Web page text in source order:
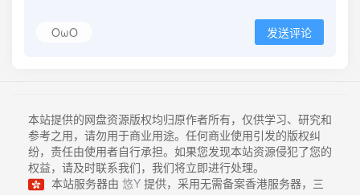
OωO 发送评论
本站提供的网盘资源版权均归原作者所有，仅供学习、研究和
参考之用，请勿用于商业用途。任何商业使用引发的版权纠
纷，责任由使用者自行承担。如果您发现本站资源侵犯了您的
权益，请及时联系我们，我们将立即进行处理。
本站服务器由 悠Y 提供，采用无需备案香港服务器，三